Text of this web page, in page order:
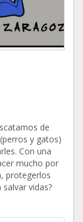
de
y gatos)
Con una
mucho por
protegerlos
vidas?